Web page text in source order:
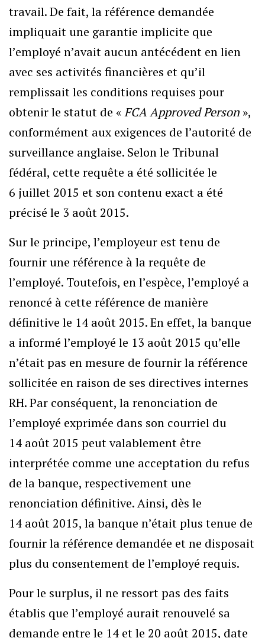
travail. De fait, la référence demandée
impliquait une garantie implicite que
l’employé n’avait aucun antécédent en lien
avec ses activités financières et qu’il
remplissait les conditions requises pour
obtenir le statut de «FCA Approved Person »,
conformément aux exigences de l’autorité de
surveillance anglaise. Selon le Tribunal
fédéral, cette requête a été sollicitée le
6 juillet 2015 et son contenu exact a été
précisé le 3 août 2015.
Sur le principe, l’employeur est tenu de
fournir une référence à la requête de
l’employé. Toutefois, en l’espèce, l’employé a
renoncé à cette référence de manière
définitive le 14 août 2015. En effet, la banque
a informé l’employé le 13 août 2015 qu’elle
n’était pas en mesure de fournir la référence
sollicitée en raison de ses directives internes
RH. Par conséquent, la renonciation de
l’employé exprimée dans son courriel du
14 août 2015 peut valablement être
interprétée comme une acceptation du refus
de la banque, respectivement une
renonciation définitive. Ainsi, dès le
14 août 2015, la banque n’était plus tenue de
fournir la référence demandée et ne disposait
plus du consentement de l’employé requis.
Pour le surplus, il ne ressort pas des faits
établis que l’employé aurait renouvelé sa
demande entre le 14 et le 20 août 2015, date